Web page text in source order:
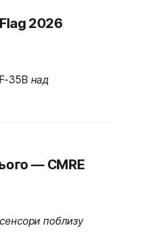
2026
35B над
— CMRE
поблизу